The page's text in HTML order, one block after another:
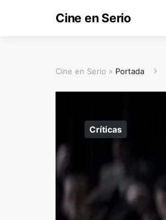
Cine en Serio
Cine en Serio » Portada
Críticas